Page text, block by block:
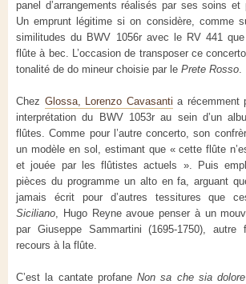
panel d’arrangements réalisés par ses soins et
Un emprunt légitime si on considère, comme
similitudes du BWV 1056r avec le RV 441
flûte à bec. L’occasion de transposer ce
tonalité de do mineur choisie par le Prete Rosso
Chez Glossa, Lorenzo Cavasanti a récemment
interprétation du BWV 1053r au sein d’un
flûtes. Comme pour l’autre concerto, son
un modèle en sol, estimant que « cette flûte
et jouée par les flûtistes actuels ». Puis
pièces du programme un alto en fa, arguant
jamais écrit pour d’autres tessitures que
Siciliano , Hugo Reyne avoue penser à un
par Giuseppe Sammartini (1695-1750),
recours à la flûte.
C’est la cantate profane Non sa che sia dolore